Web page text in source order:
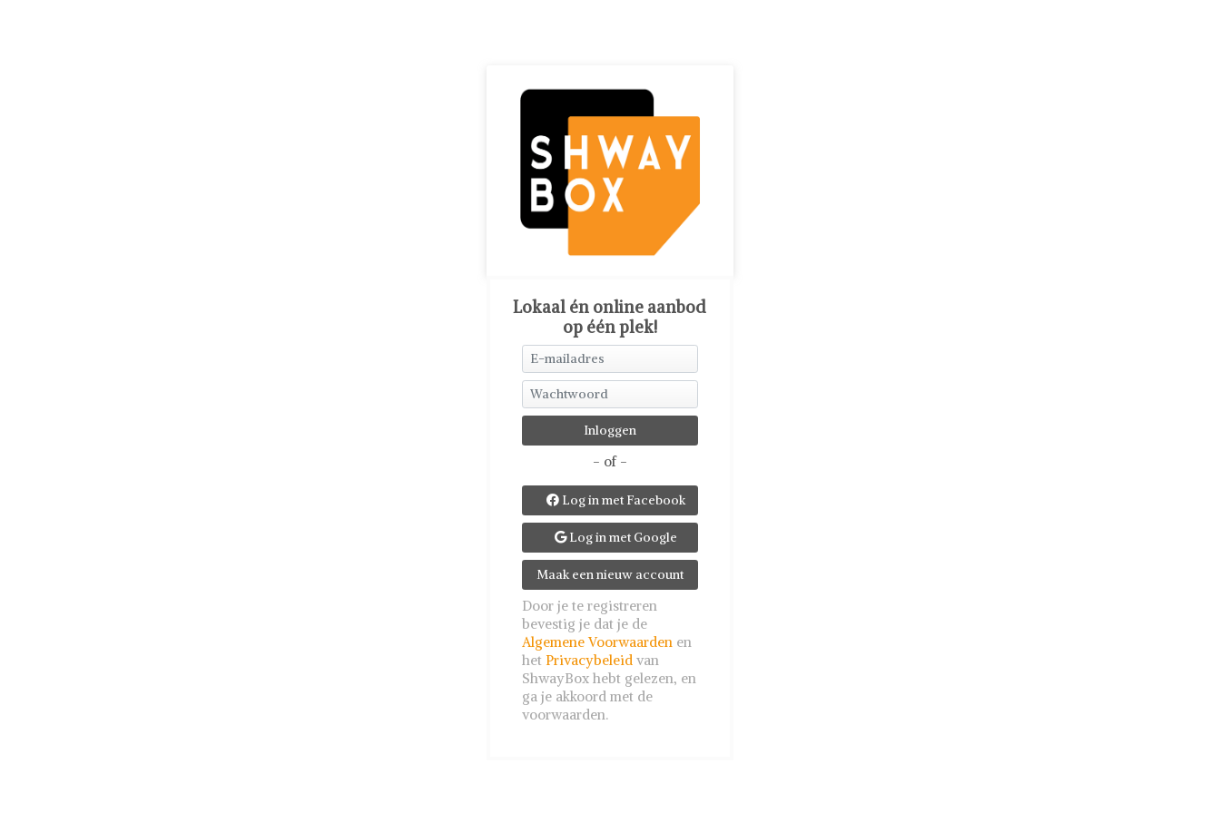
Lokaal én online aanbod
op één plek!
- of -
 Log in met Facebook
Log in met Google
Maak een nieuw account
Door je te registreren
bevestig je dat je de
Algemene Voorwaarden en
het Privacybeleid van
ShwayBox hebt gelezen, en
ga je akkoord met de
voorwaarden.